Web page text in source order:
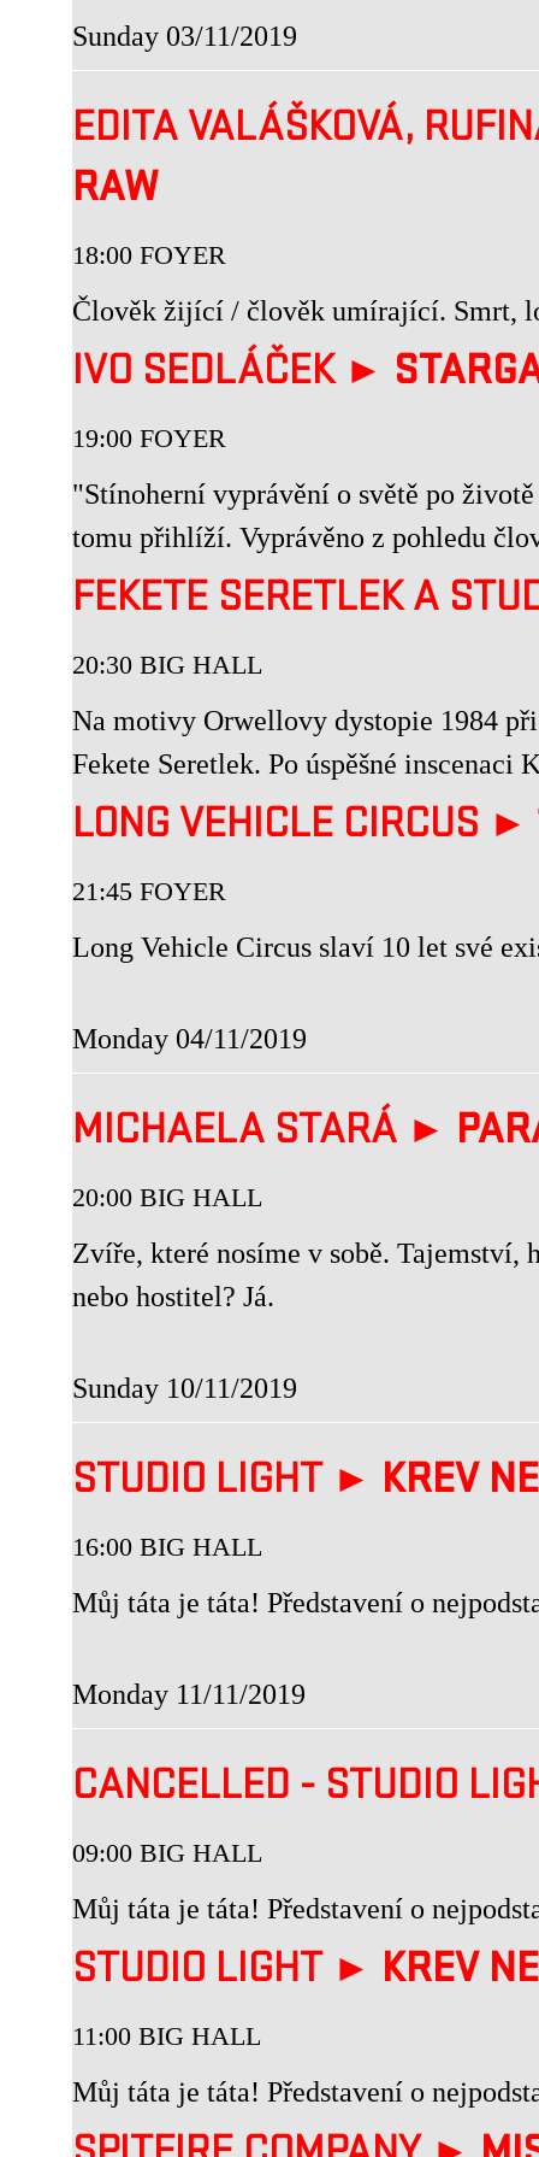
Sunday 03/11/2019
EDITA VALÁŠKOVÁ,
RAW
18:00 FOYER
Člověk žijící / člověk umírající. Smrt,
IVO SEDLÁČEK ►
19:00 FOYER
"Stínoherní vyprávění o světě po
tomu přihlíží. Vyprávěno z pohledu
FEKETE SERETLEK A
20:30 BIG HALL
Na motivy Orwellovy dystopie 1984
Fekete Seretlek. Po úspěšné
LONG VEHICLE CIRCUS ►
21:45 FOYER
Long Vehicle Circus slaví 10 let své
Monday 04/11/2019
MICHAELA STARÁ ►
20:00 BIG HALL
Zvíře, které nosíme v sobě. Tajemství,
nebo hostitel? Já.
Sunday 10/11/2019
STUDIO LIGHT ► KREV
16:00 BIG HALL
Můj táta je táta! Představení o
Monday 11/11/2019
CANCELLED - STUDIO
09:00 BIG HALL
Můj táta je táta! Představení o
STUDIO LIGHT ► KREV
11:00 BIG HALL
Můj táta je táta! Představení o